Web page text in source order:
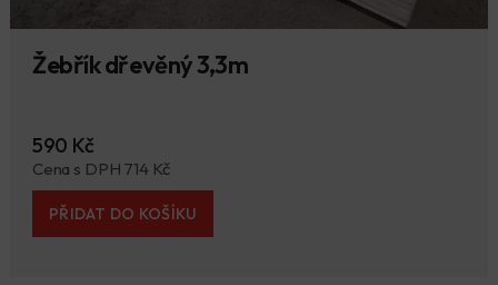
Žebřík dřevěný 3,3m
590 Kč
Cena s DPH 714 Kč
PŘIDAT DO KOŠÍKU